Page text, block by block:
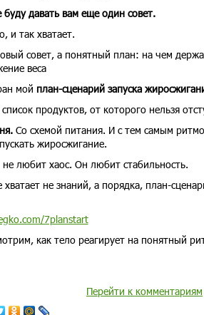
буду давать вам еще один совет.
и так хватает.
совет, а понятный план: на чем
веса
мой план-сценарий запуска
продуктов, от которого нельзя
Со схемой питания. И с тем самым
жиросжигание.
любит хаос. Он любит стабильность.
хватает не знаний, а порядка, план-
7planstart
как тело реагирует на понятный
Перейти к комментариям